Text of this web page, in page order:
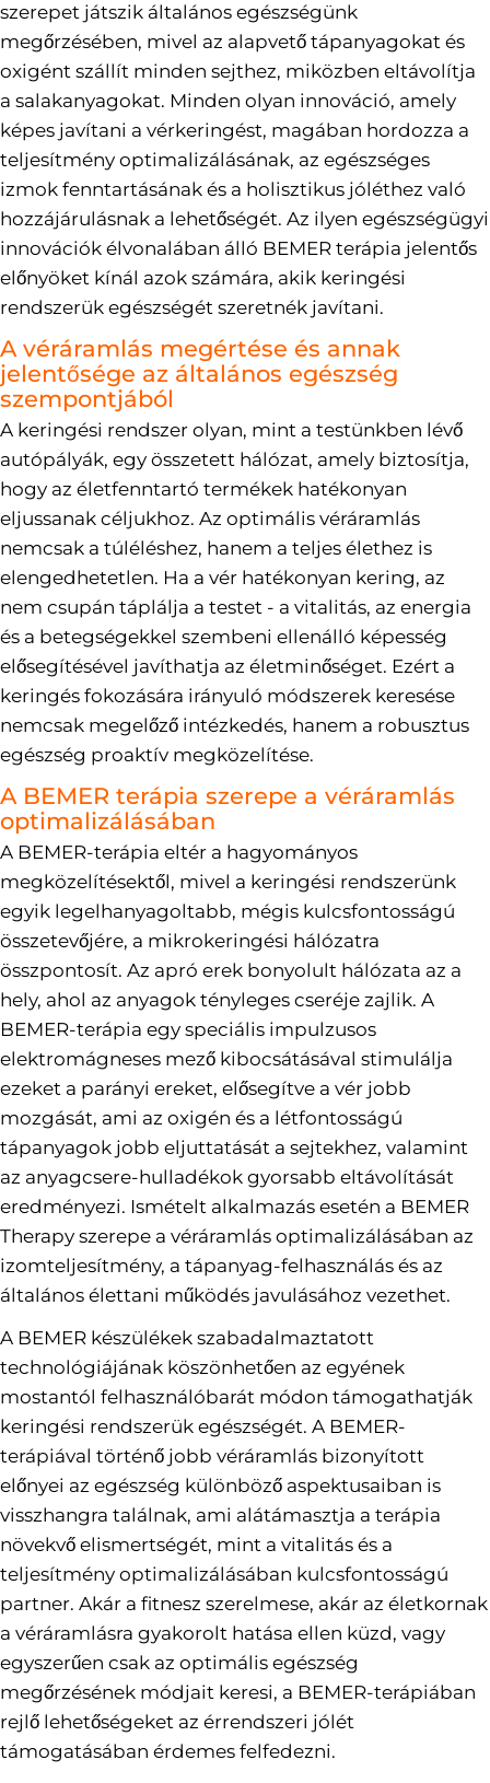
szerepet játszik általános egészségünk
megőrzésében, mivel az alapvető tápanyagokat és
oxigént szállít minden sejthez, miközben eltávolítja
a salakanyagokat. Minden olyan innováció, amely
képes javítani a vérkeringést, magában hordozza a
teljesítmény optimalizálásának, az egészséges
izmok fenntartásának és a holisztikus jóléthez való
hozzájárulásnak a lehetőségét. Az ilyen egészségügyi
innovációk élvonalában álló BEMER terápia jelentős
előnyöket kínál azok számára, akik keringési
rendszerük egészségét szeretnék javítani.
A véráramlás megértése és annak
jelentősége az általános egészség
szempontjából
A keringési rendszer olyan, mint a testünkben lévő
autópályák, egy összetett hálózat, amely biztosítja,
hogy az életfenntartó termékek hatékonyan
eljussanak céljukhoz. Az optimális véráramlás
nemcsak a túléléshez, hanem a teljes élethez is
elengedhetetlen. Ha a vér hatékonyan kering, az
nem csupán táplálja a testet - a vitalitás, az energia
és a betegségekkel szembeni ellenálló képesség
elősegítésével javíthatja az életminőséget. Ezért a
keringés fokozására irányuló módszerek keresése
nemcsak megelőző intézkedés, hanem a robusztus
egészség proaktív megközelítése.
A BEMER terápia szerepe a véráramlás
optimalizálásában
A BEMER-terápia eltér a hagyományos
megközelítésektől, mivel a keringési rendszerünk
egyik legelhanyagoltabb, mégis kulcsfontosságú
összetevőjére, a mikrokeringési hálózatra
összpontosít. Az apró erek bonyolult hálózata az a
hely, ahol az anyagok tényleges cseréje zajlik. A
BEMER-terápia egy speciális impulzusos
elektromágneses mező kibocsátásával stimulálja
ezeket a parányi ereket, elősegítve a vér jobb
mozgását, ami az oxigén és a létfontosságú
tápanyagok jobb eljuttatását a sejtekhez, valamint
az anyagcsere-hulladékok gyorsabb eltávolítását
eredményezi. Ismételt alkalmazás esetén a BEMER
Therapy szerepe a véráramlás optimalizálásában az
izomteljesítmény, a tápanyag-felhasználás és az
általános élettani működés javulásához vezethet.
A BEMER készülékek szabadalmaztatott
technológiájának köszönhetően az egyének
mostantól felhasználóbarát módon támogathatják
keringési rendszerük egészségét. A BEMER-
terápiával történő jobb véráramlás bizonyított
előnyei az egészség különböző aspektusaiban is
visszhangra találnak, ami alátámasztja a terápia
növekvő elismertségét, mint a vitalitás és a
teljesítmény optimalizálásában kulcsfontosságú
partner. Akár a fitnesz szerelmese, akár az életkornak
a véráramlásra gyakorolt hatása ellen küzd, vagy
egyszerűen csak az optimális egészség
megőrzésének módjait keresi, a BEMER-terápiában
rejlő lehetőségeket az érrendszeri jólét
támogatásában érdemes felfedezni.